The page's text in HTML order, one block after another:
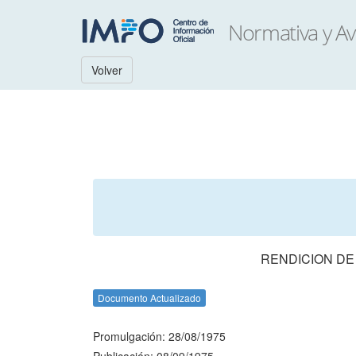
Volver
RENDICION
Documento Actualizado
Promulgación: 28/08/1975